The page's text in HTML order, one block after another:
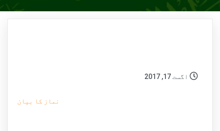
اگست 17, 2017
نماز کا بیان